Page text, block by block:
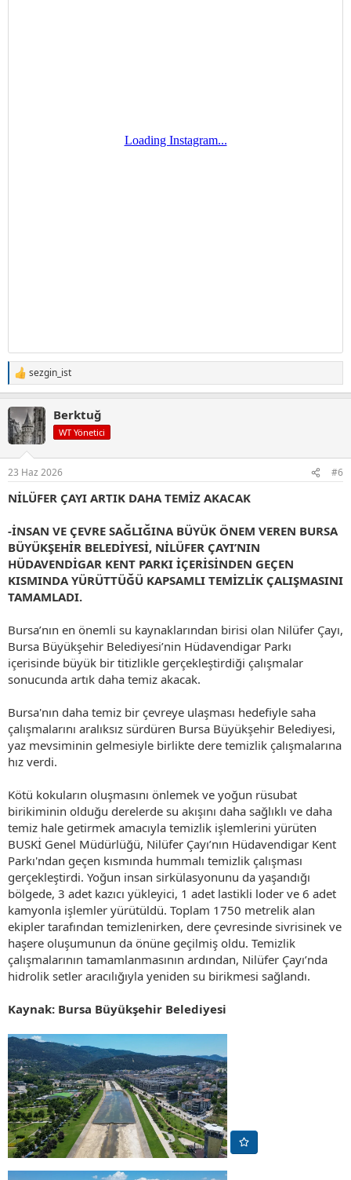
T
e
k
i
l
:
sezgin_ist
Berktuğ
WT Yönetici
23 Haz 2026 #6
NİLÜFER ÇAYI ARTIK DAHA TEMİZ AKACAK
-İNSAN VE ÇEVRE SAĞLIĞINA BÜYÜK ÖNEM VEREN BURSA
BÜYÜKŞEHİR BELEDİYESİ, NİLÜFER ÇAYI’NIN
HÜDAVENDİGAR KENT PARKI İÇERİSİNDEN GEÇEN
KISMINDA YÜRÜTTÜĞÜ KAPSAMLI TEMİZLİK ÇALIŞMASINI
TAMAMLADI.
Bursa’nın en önemli su kaynaklarından birisi olan Nilüfer Çayı,
Bursa Büyükşehir Belediyesi’nin Hüdavendigar Parkı
içerisinde büyük bir titizlikle gerçekleştirdiği çalışmalar
sonucunda artık daha temiz akacak.
Bursa'nın daha temiz bir çevreye ulaşması hedefiyle saha
çalışmalarını aralıksız sürdüren Bursa Büyükşehir Belediyesi,
yaz mevsiminin gelmesiyle birlikte dere temizlik çalışmalarına
hız verdi.
Kötü kokuların oluşmasını önlemek ve yoğun rüsubat
birikiminin olduğu derelerde su akışını daha sağlıklı ve daha
temiz hale getirmek amacıyla temizlik işlemlerini yürüten
BUSKİ Genel Müdürlüğü, Nilüfer Çayı’nın Hüdavendigar Kent
Parkı'ndan geçen kısmında hummalı temizlik çalışması
gerçekleştirdi. Yoğun insan sirkülasyonunu da yaşandığı
bölgede, 3 adet kazıcı yükleyici, 1 adet lastikli loder ve 6 adet
kamyonla işlemler yürütüldü. Toplam 1750 metrelik alan
ekipler tarafından temizlenirken, dere çevresinde sivrisinek ve
haşere oluşumunun da önüne geçilmiş oldu. Temizlik
çalışmalarının tamamlanmasının ardından, Nilüfer Çayı’nda
hidrolik setler aracılığıyla yeniden su birikmesi sağlandı.
Kaynak: Bursa Büyükşehir Belediyesi